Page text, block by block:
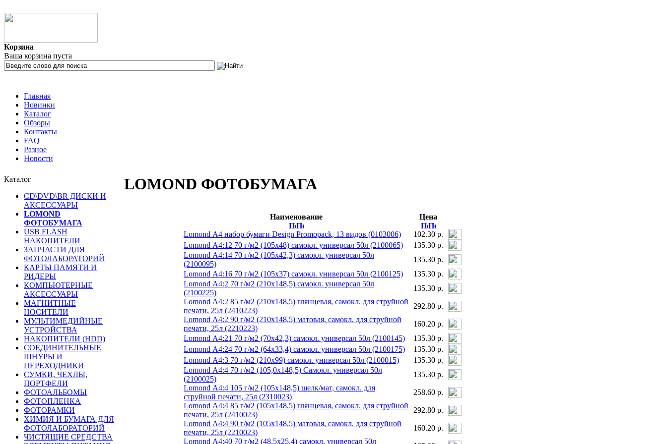
Корзина
Ваша корзина пуста
Главная
Новинки
Каталог
Обзоры
Контакты
FAQ
Разное
Новости
Каталог
CD\DVD\BR ДИСКИ И
АКСЕССУАРЫ
LOMOND
ФОТОБУМАГА
USB FLASH
НАКОПИТЕЛИ
ЗАПЧАСТИ ДЛЯ
ФОТОЛАБОРАТОРИЙ
КАРТЫ ПАМЯТИ И
РИДЕРЫ
КОМПЬЮТЕРНЫЕ
АКСЕССУАРЫ
МАГНИТНЫЕ
НОСИТЕЛИ
МУЛЬТИМЕДИЙНЫЕ
УСТРОЙСТВА
НАКОПИТЕЛИ (HDD)
СОЕДИНИТЕЛЬНЫЕ
ШНУРЫ И
ПЕРЕХОДНИКИ
СУМКИ, ЧЕХЛЫ,
ПОРТФЕЛИ
ФОТОАЛЬБОМЫ
ФОТОПЛЕНКА
ФОТОРАМКИ
ХИМИЯ И БУМАГА ДЛЯ
ФОТОЛАБОРАТОРИЙ
ЧИСТЯЩИЕ СРЕДСТВА
LOMOND ФОТОБУМАГА
Наименование Цена
Lomond А4 набор бумаги Design Promopack, 13 видов (0103006)
102.30 р.
Lomond А4:12 70 г/м2 (105х48) cамокл. универсал 50л (2100065)
135.30 р.
Lomond А4:14 70 г/м2 (105х42,3) cамокл. универсал 50л
(2100095)
135.30 р.
Lomond А4:16 70 г/м2 (105х37) cамокл. универсал 50л (2100125)
135.30 р.
Lomond А4:2 70 г/м2 (210х148,5) cамокл. универсал 50л
(2100225)
135.30 р.
Lomond А4:2 85 г/м2 (210х148,5) глянцевая, самокл. для струйной
печати, 25л (2410223)
292.80 р.
Lomond А4:2 90 г/м2 (210х148,5) матовая, самокл. для струйной
печати, 25л (2210223)
160.20 р.
Lomond А4:21 70 г/м2 (70х42,3) cамокл. универсал 50л (2100145)
135.30 р.
Lomond А4:24 70 г/м2 (64х33,4) cамокл. универсал 50л (2100175)
135.30 р.
Lomond А4:3 70 г/м2 (210х99) cамокл. универсал 50л (2100015)
135.30 р.
Lomond А4:4 70 г/м2 (105,0х148,5) Самокл. универсал 50л
(2100025)
135.30 р.
Lomond А4:4 105 г/м2 (105х148,5) шелк/мат, самокл. для
струйной печати, 25л (2310023)
258.60 р.
Lomond А4:4 85 г/м2 (105х148,5) глянцевая, самокл. для струйной
печати, 25л (2410023)
292.80 р.
Lomond А4:4 90 г/м2 (105х148,5) матовая, самокл. для струйной
печати, 25л (2210023)
160.20 р.
Lomond А4:40 70 г/м2 (48,5х25,4) cамокл. универсал 50л